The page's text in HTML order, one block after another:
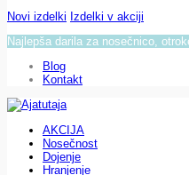
Novi izdelki Izdelki v akciji
Najlepša darila za nosečnico,
Blog
Kontakt
AKCIJA
Nosečnost
Dojenje
Hranjenje